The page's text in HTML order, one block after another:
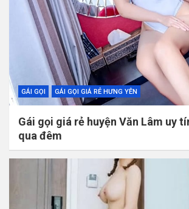
GÁI GỌI GÁI GỌI GIÁ RẺ HƯNG YÊN
Gái gọi giá rẻ huyện Văn Lâm uy
qua đêm